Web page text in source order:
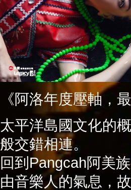
《阿洛年度壓軸，
太平洋島國文化的
般交錯相連。
回到Pangcah阿美
由音樂人的氣息，